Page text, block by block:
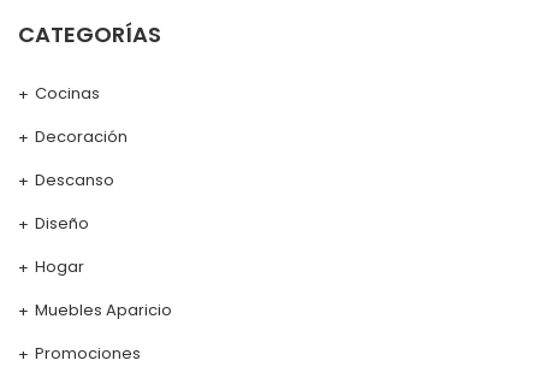
CATEGORÍAS
Cocinas
Decoración
Descanso
Diseño
Hogar
Muebles Aparicio
Promociones